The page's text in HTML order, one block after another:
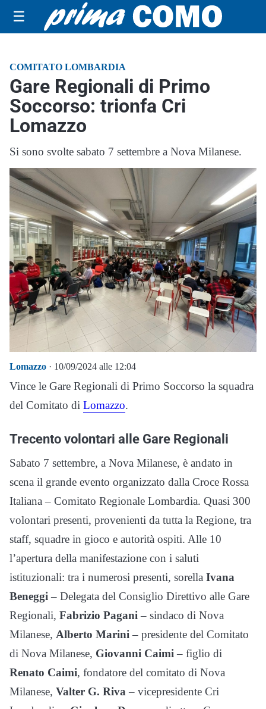
☰
COMITATO LOMBARDIA
Gare Regionali di Primo
Soccorso: trionfa Cri
Lomazzo
Si sono svolte sabato 7 settembre a Nova Milanese.
Lomazzo · 10/09/2024 alle 12:04
Vince le Gare Regionali di Primo Soccorso la squadra
del Comitato di Lomazzo.
Trecento volontari alle Gare Regionali
Sabato 7 settembre, a Nova Milanese, è andato in
scena il grande evento organizzato dalla Croce Rossa
Italiana – Comitato Regionale Lombardia. Quasi 300
volontari presenti, provenienti da tutta la Regione, tra
staff, squadre in gioco e autorità ospiti. Alle 10
l’apertura della manifestazione con i saluti
istituzionali: tra i numerosi presenti, sorella Ivana
Beneggi – Delegata del Consiglio Direttivo alle Gare
Regionali, Fabrizio Pagani – sindaco di Nova
Milanese, Alberto Marini – presidente del Comitato
di Nova Milanese, Giovanni Caimi – figlio di
Renato Caimi, fondatore del comitato di Nova
Milanese, Valter G. Riva – vicepresidente Cri